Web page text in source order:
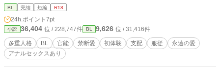
複雑な感情が丁寧に描かれる。 ジャンル特徴・特色 心理スリラー×超自然現象×
成人向けBL。古いアパートという閉鎖的空間で展開される濃密な人間ドラマ。
多重人格・転生・霊的存在という重層的な設定により、現実と幻想の境界が曖昧
になる幻想的世界観。段階的にエスカレートする官能描写と、深い心理描写の絶
妙なバランス。 主要登場人物 櫻井蓮（24歳）：穏やかで慈悲深い心理カウンセ
ラー。記憶の欠落に悩む。 レイ：蓮の別人格。カリスマ性があり官能的だが支
配的。実は蓮の双子の兄で10歳で死去。 高橋悠真（21歳）：純真で感受性豊か
BL 完結 短編 R18
24h.ポイント 7pt
小説 36,404 位 / 228,747件 BL 9,626 位 / 31,416件
多重人格 BL 官能 禁断愛 初体験 支配 服従
永遠の愛
アナルセックスあり